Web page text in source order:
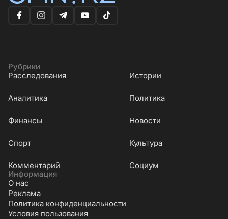
Рубрики
Расследования
Истории
Аналитика Политика
Финансы Новости
Cпорт Культура
Комментарий
Социум
Информация
О нас
Реклама
Политика конфиденциальности
Условия пользования